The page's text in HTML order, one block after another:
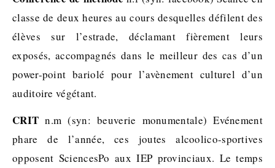
classe de deux heures au cours desquelles défilent des
élèves sur l’estrade, déclamant fièrement leurs
exposés, accompagnés dans le meilleur des cas d’un
power-point bariolé pour l’avènement culturel d’un
auditoire végétant.
CRIT n.m (syn: beuverie monumentale) Evénement
phare de l’année, ces joutes alcoolico-sportives
opposent SciencesPo aux IEP provinciaux. Le temps